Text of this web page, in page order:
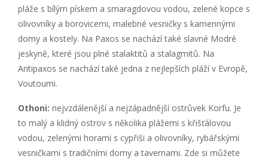
pláže s bílým pískem a smaragdovou vodou, zelené kopce s
olivovníky a borovicemi, malebné vesničky s kamennými
domy a kostely. Na Paxos se nachází také slavné Modré
jeskyně, které jsou plné stalaktitů a stalagmitů. Na
Antipaxos se nachází také jedna z nejlepších pláží v Evropě,
Voutoumi.
Othoni: nejvzdálenější a nejzápadnější ostrůvek Korfu. Je
to malý a klidný ostrov s několika plážemi s křišťálovou
vodou, zelenými horami s cypřiši a olivovníky, rybářskými
vesničkami s tradičními domy a tavernami. Zde si můžete